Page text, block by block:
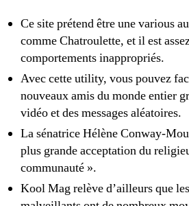
Ce site prétend être une various
comme Chatroulette, et il est
comportements inappropriés.
Avec cette utility, vous pouvez
nouveaux amis du monde entier
vidéo et des messages aléatoires.
La sénatrice Hélène Conway-
plus grande acceptation du
communauté ».
Kool Mag relève d’ailleurs que